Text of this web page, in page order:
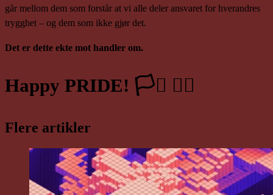
går mellom dem som forstår at vi alle deler ansvaret for hverandres
trygghet – og dem som ikke gjør det.
Det er dette ekte mot handler om.
Happy PRIDE! 🏳️‍⚧️ 🏳️‍🌈
Flere artikler